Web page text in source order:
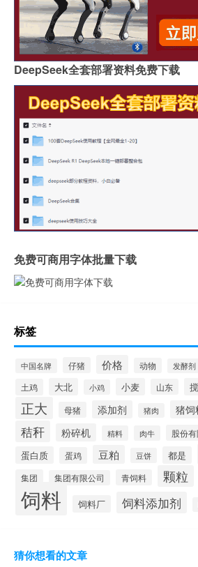
DeepSeek全套部署资料免费下载
免费可商用字体批量下载
标签
中国名牌 仔猪 价格 动物 发酵剂
土鸡 大北 小鸡 小麦 山东
正大 母猪 添加剂 猪肉 猪饲
秸秆 粉碎机 精料 肉牛 股份
蛋白质 蛋鸡 豆粕 豆饼 都是
集团 集团有限公司 青饲料 颗粒
饲料 饲料厂 饲料添加剂
猜你想看的文章